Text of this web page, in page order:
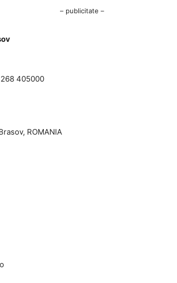
– publicitate –
405000
ROMANIA